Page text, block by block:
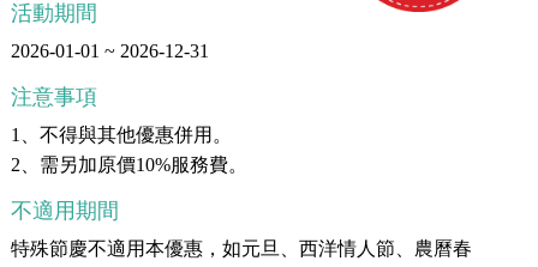
活動期間
2026-01-01 ~ 2026-12-31
注意事項
1、不得與其他優惠併用。
2、需另加原價10%服務費。
不適用期間
特殊節慶不適用本優惠，如元旦、西洋情人節、農曆春